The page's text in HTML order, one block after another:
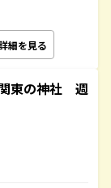
細を見る
東の神社 週